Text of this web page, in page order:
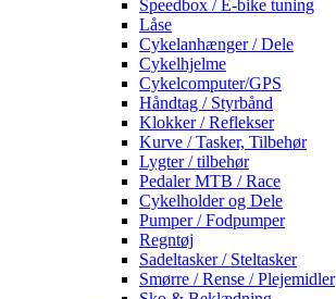
Speedbox / E-bike tuning
Låse
Cykelanhænger / Dele
Cykelhjelme
Cykelcomputer/GPS
Håndtag / Styrbånd
Klokker / Reflekser
Kurve / Tasker, Tilbehør
Lygter / tilbehør
Pedaler MTB / Race
Cykelholder og Dele
Pumper / Fodpumper
Regntøj
Sadeltasker / Steltasker
Smørre / Rense / Plejemidler